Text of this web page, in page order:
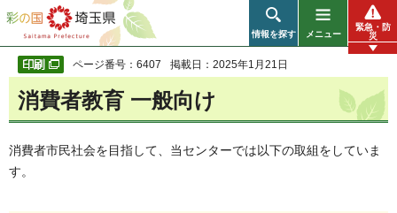
彩の国 埼玉県
情報を探す メニュー
緊急・防
災
ページ番号：6407 掲載日：2025年1月21日
消費者教育 一般向け
消費者市民社会を目指して、当センターでは以下の取組をしていま
す。